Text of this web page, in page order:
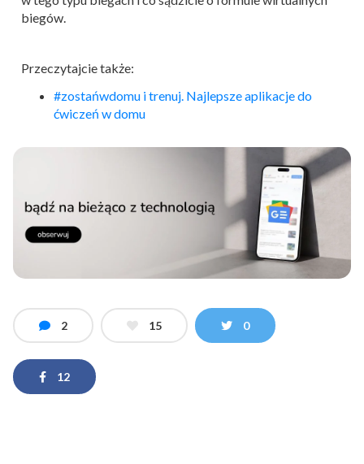
biegów.
Przeczytajcie także:
#zostańwdomu i trenuj. Najlepsze aplikacje do
ćwiczeń w domu
2 15 0
12